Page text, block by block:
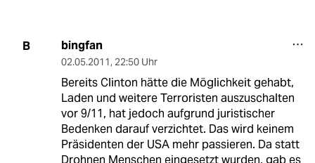
B bingfan
02.05.2011, 22:50 Uhr
Bereits Clinton hätte die Möglichkeit gehabt,
Laden und weitere Terroristen auszuschalten
vor 9/11, hat jedoch aufgrund juristischer
Bedenken darauf verzichtet. Das wird keinem
Präsidenten der USA mehr passieren. Da statt